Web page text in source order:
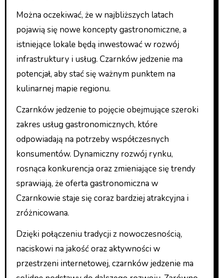
Można oczekiwać, że w najbliższych latach
pojawią się nowe koncepty gastronomiczne, a
istniejące lokale będą inwestować w rozwój
infrastruktury i usług. Czarnków jedzenie ma
potencjał, aby stać się ważnym punktem na
kulinarnej mapie regionu.
Czarnków jedzenie to pojęcie obejmujące szeroki
zakres usług gastronomicznych, które
odpowiadają na potrzeby współczesnych
konsumentów. Dynamiczny rozwój rynku,
rosnąca konkurencja oraz zmieniające się trendy
sprawiają, że oferta gastronomiczna w
Czarnkowie staje się coraz bardziej atrakcyjna i
zróżnicowana.
Dzięki połączeniu tradycji z nowoczesnością,
naciskowi na jakość oraz aktywności w
przestrzeni internetowej, czarnków jedzenie ma